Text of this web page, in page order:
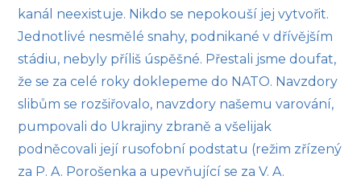
kanál neexistuje. Nikdo se nepokouší jej vytvořit.
Jednotlivé nesmělé snahy, podnikané v dřívějším
stádiu, nebyly příliš úspěšné. Přestali jsme doufat,
že se za celé roky doklepeme do NATO. Navzdory
slibům se rozšiřovalo, navzdory našemu varování,
pumpovali do Ukrajiny zbraně a všelijak
podněcovali její rusofobní podstatu (režim zřízený
za P. A. Porošenka a upevňující se za V. A.